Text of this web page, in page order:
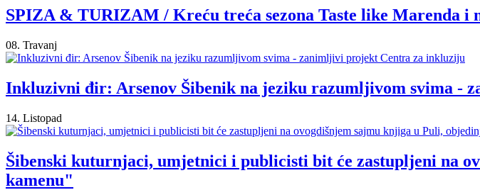
SPIZA & TURIZAM / Kreću treća sezona Taste like Marenda
08. Travanj
Inkluzivni đir: Arsenov Šibenik na jeziku razumljivom svima -
14. Listopad
Šibenski kuturnjaci, umjetnici i publicisti bit će zastupljeni na
kamenu"